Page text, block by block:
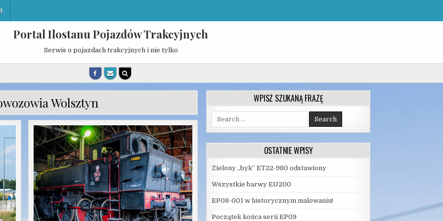
Portal Ilostanu Pojazdów Trakcyjnych
Serwis o pojazdach trakcyjnych i nie tylko
Wolsztyn WPISZ SZUKANĄ FRAZĘ
Search
for:
OSTATNIE WPISY
Zielony „byk” ET22-980 odstawiony
Wszystkie barwy EU200
EP08-001 w historycznym malowaniu!
Początek końca serii EP09